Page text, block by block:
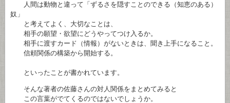
人間は動物と違って「ずるさを隠すことのできる（知恵のある）
奴」
と考えてよく、大切なことは、
相手の願望・欲望にどうやってつけ入るか。
相手に渡すカード（情報）がないときは、聞き上手になること。
信頼関係の構築から開始する。
といったことが書かれています。
そんな著者の佐藤さんの対人関係をまとめてみると
この言葉がでてくるのではないでしょうか。